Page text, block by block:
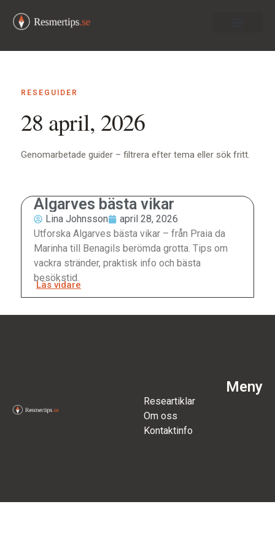
RESEGUIDER
28 april, 2026
Genomarbetade guider – filtrera efter tema eller sök fritt.
Algarves bästa vikar
Lina Johnsson
april 28, 2026
Utforska Algarves bästa vikar – från Praia da
Marinha till Benagils berömda grotta. Tips om
vackra stränder, praktisk info och bästa
besökstid.
Läs vidare
Meny
Researtiklar
Om oss
Kontaktinfo